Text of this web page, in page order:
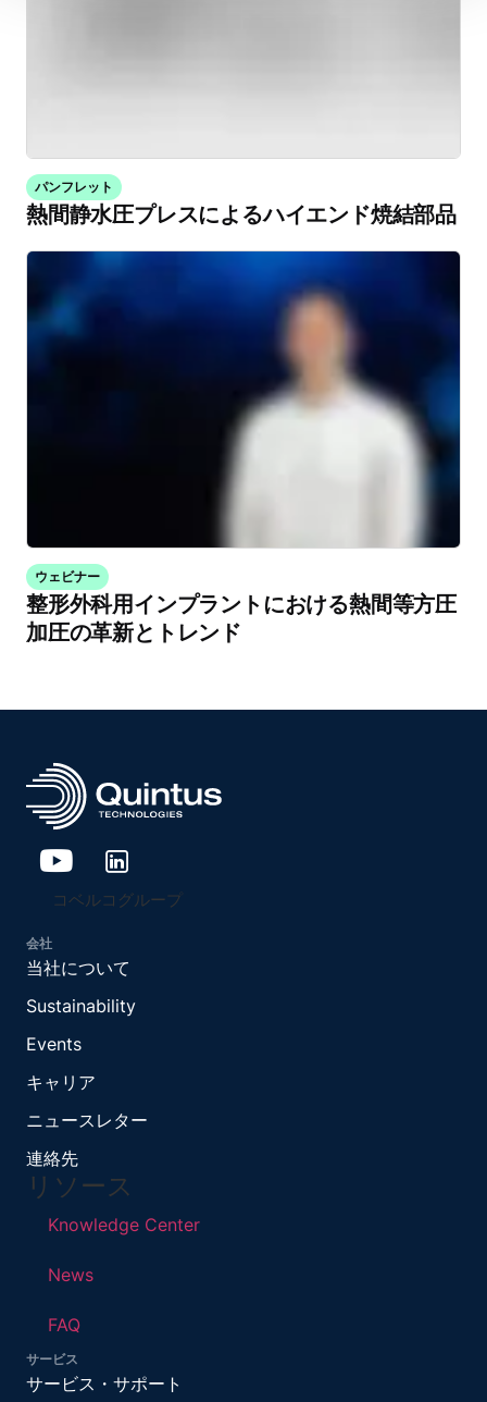
パンフレット
熱間静水圧プレスによるハイエンド焼結部品
ウェビナー
整形外科用インプラントにおける熱間等方圧
加圧の革新とトレンド
コベルコグループ
会社
当社について
Sustainability
Events
キャリア
ニュースレター
連絡先
リソース
Knowledge Center
News
FAQ
サービス
サービス・サポート